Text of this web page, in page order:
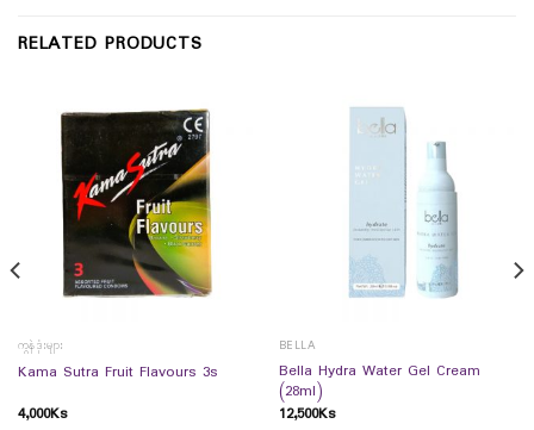
RELATED PRODUCTS
ကွန်ဒုံးများ
Kama Sutra Fruit Flavours 3s
4,000Ks
BELLA
Bella Hydra Water Gel Cream
(28ml)
12,500Ks